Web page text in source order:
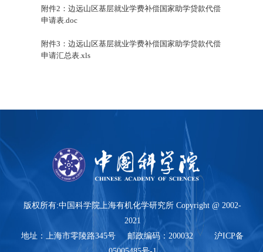
附件2：边远山区基层就业学费补偿国家助学贷款代偿
申请表.doc
附件3：边远山区基层就业学费补偿国家助学贷款代偿
申请汇总表.xls
版权所有:中国科学院上海有机化学研究所 Copyright @ 2002-
2021
地址：上海市零陵路345号 邮政编码：200032 沪ICP备